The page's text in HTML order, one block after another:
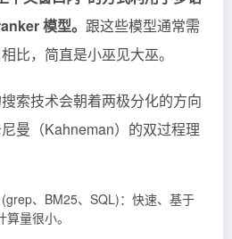
模型。 跟这些模型通常需
比，简直是小巫见大巫。
索技术会朝着两极分化的方向
曼（Kahneman）的双过程理
(grep、BM25、SQL)：快速、基于
量很小。